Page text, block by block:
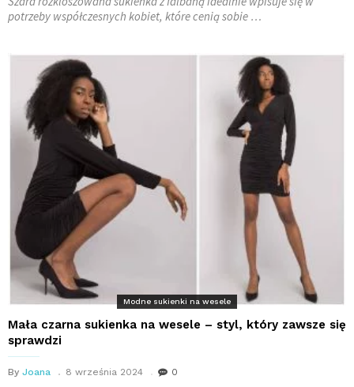
potrzeby współczesnych kobiet, które cenią sobie …
Modne sukienki na wesele
Mała czarna sukienka na wesele – styl, który zawsze się
sprawdzi
By Joana 8 września 2024 0